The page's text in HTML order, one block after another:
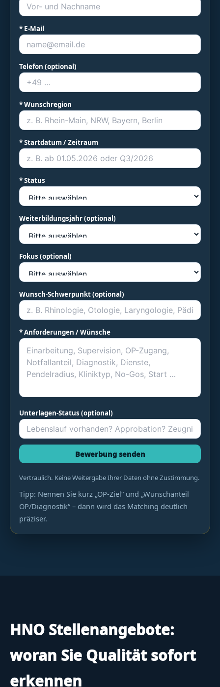
* E-Mail
Telefon (optional)
* Wunschregion
* Startdatum / Zeitraum
* Status
Weiterbildungsjahr (optional)
Fokus (optional)
Wunsch-Schwerpunkt (optional)
* Anforderungen / Wünsche
Unterlagen-Status (optional)
Bewerbung senden
Vertraulich. Keine Weitergabe Ihrer Daten ohne Zustimmung.
Tipp: Nennen Sie kurz „OP-Ziel“ und „Wunschanteil
OP/Diagnostik“ – dann wird das Matching deutlich
präziser.
HNO Stellenangebote:
woran Sie Qualität sofort
erkennen